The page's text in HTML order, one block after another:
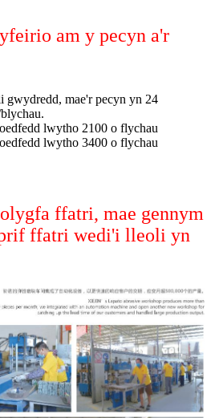
am y pecyn a'r
gwydredd, mae'r pecyn yn 24
lwytho 2100 o flychau
lwytho 3400 o flychau
ffatri, mae gennym
ffatri wedi'i lleoli yn